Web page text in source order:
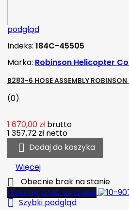
podgląd
Indeks: 184C-45505
Marka: Robinson Helicopter
B283-6 HOSE ASSEMBLY ROBINSON
(0)
1 670,00 zł brutto
1 357,72 zł netto
 Dodaj do koszyka
Więcej

Obecnie brak na stanie
Obecnie brak na stanie
 Szybki podgląd